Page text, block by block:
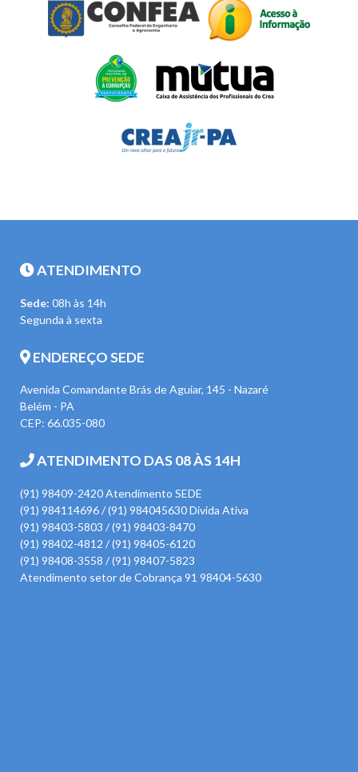
ATENDIMENTO
Sede: 08h às 14h
Segunda à sexta
ENDEREÇO SEDE
Avenida Comandante Brás de Aguiar, 145 - Nazaré
Belém - PA
CEP: 66.035-080
ATENDIMENTO DAS 08 ÀS 14H
(91) 98409-2420 Atendimento SEDE
(91) 984114696 / (91) 984045630 Divida Ativa
(91) 98403-5803 / (91) 98403-8470
(91) 98402-4812 / (91) 98405-6120
(91) 98408-3558 / (91) 98407-5823
Atendimento setor de Cobrança 91 98404-5630